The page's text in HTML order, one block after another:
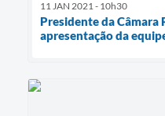
11 JAN 2021 - 10h30
Presidente da Câmara
apresentação da